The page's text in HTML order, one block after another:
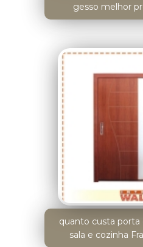
gesso melhor
quanto custa porta
sala e cozinha